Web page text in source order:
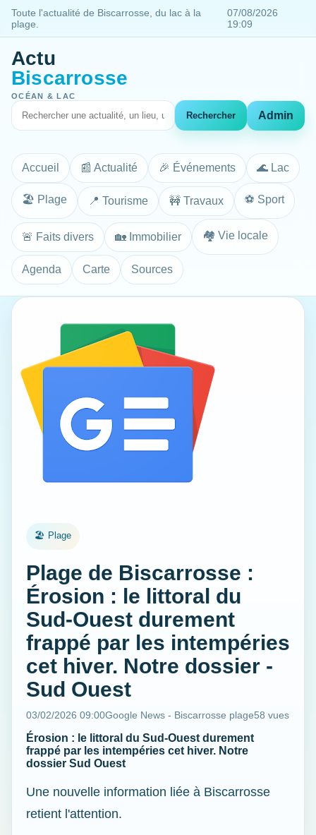
Toute l'actualité de Biscarrosse, du lac à la
plage.
07/08/2026
19:09
Actu
Biscarrosse
OCÉAN & LAC
Rechercher Admin
Accueil 📰 Actualité 🎉 Événements 🌊 Lac
🏖️ Plage 📍 Tourisme 🚧 Travaux ⚽ Sport
🚨 Faits divers 🏡 Immobilier 🏘️ Vie locale
Agenda Carte Sources
🏖️ Plage
Plage de Biscarrosse :
Érosion : le littoral du
Sud-Ouest durement
frappé par les intempéries
cet hiver. Notre dossier -
Sud Ouest
03/02/2026 09:00Google News - Biscarrosse plage58 vues
Érosion : le littoral du Sud-Ouest durement
frappé par les intempéries cet hiver. Notre
dossier Sud Ouest
Une nouvelle information liée à Biscarrosse
retient l'attention.